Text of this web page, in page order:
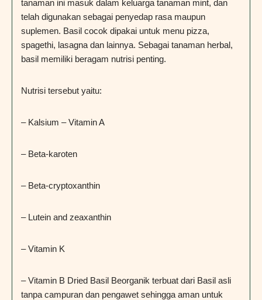
tanaman ini masuk dalam keluarga tanaman mint, dan
telah digunakan sebagai penyedap rasa maupun
suplemen. Basil cocok dipakai untuk menu pizza,
spagethi, lasagna dan lainnya. Sebagai tanaman herbal,
basil memiliki beragam nutrisi penting.
Nutrisi tersebut yaitu:
– Kalsium – Vitamin A
– Beta-karoten
– Beta-cryptoxanthin
– Lutein and zeaxanthin
– Vitamin K
– Vitamin B Dried Basil Beorganik terbuat dari Basil asli
tanpa campuran dan pengawet sehingga aman untuk